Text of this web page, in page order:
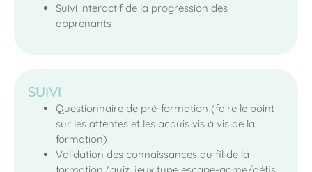
Suivi interactif de la progression des
apprenants
SUIVI
Questionnaire de pré-formation (faire le point
sur les attentes et les acquis vis à vis de la
formation)
Validation des connaissances au fil de la